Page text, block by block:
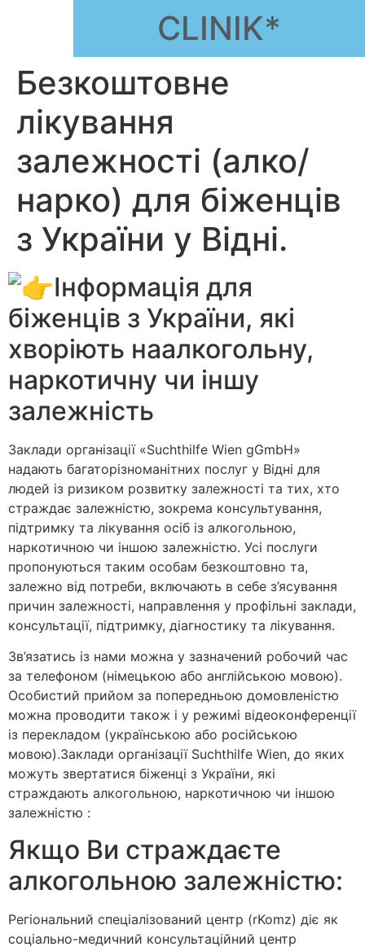
CLINIK*
Безкоштовне
лікування
залежності (алко/
нарко) для біженців
з України у Відні.
Інформація для
біженців з України, які
хворіють наалкогольну,
наркотичну чи іншу
залежність
Заклади організації «Suchthilfe Wien gGmbH»
надають багаторізноманітних послуг у Відні для
людей із ризиком розвитку залежності та тих, хто
страждає залежністю, зокрема консультування,
підтримку та лікування осіб із алкогольною,
наркотичною чи іншою залежністю. Усі послуги
пропонуються таким особам безкоштовно та,
залежно від потреби, включають в себе з’ясування
причин залежності, направлення у профільні заклади,
консультації, підтримку, діагностику та лікування.
Зв’язатись із нами можна у зазначений робочий час
за телефоном (німецькою або англійською мовою).
Особистий прийом за попередньою домовленістю
можна проводити також і у режимі відеоконференції
із перекладом (українською або російською
мовою).Заклади організації Suchthilfe Wien, до яких
можуть звертатися біженці з України, які
страждають алкогольною, наркотичною чи іншою
залежністю :
Якщо Ви страждаєте
алкогольною залежністю:
Регіональний спеціалізований центр (rKomz) діє як
соціально-медичний консультаційний центр